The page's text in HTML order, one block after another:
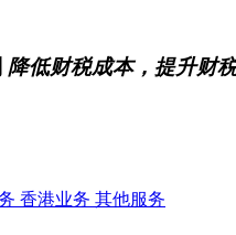
降低财税成本，提升财
香港业务 其他服务